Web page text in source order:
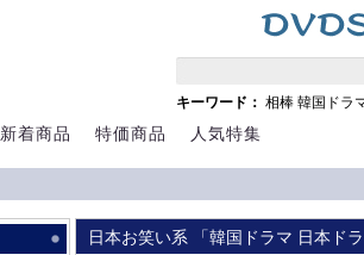
キーワード： 相棒 韓国ドラ
新着商品 特価商品 人気特集
日本お笑い系 「韓国ドラマ 日本ド